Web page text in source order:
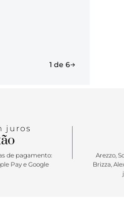
1 de 6
juros
de pagamento:
Pay e Google
Arezzo,
Brizza,